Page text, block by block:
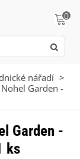
0
nářadí >
Garden -
Garden -
ks